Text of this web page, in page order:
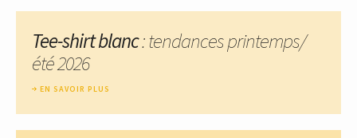
Tee-shirt blanc: tendances printemps/
été 2026
EN SAVOIR PLUS